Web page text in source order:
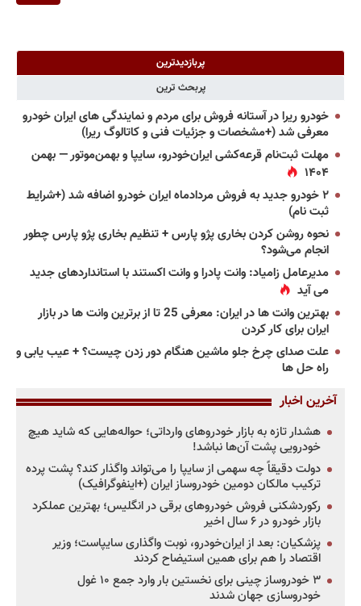
پربازدیدترین
پربحث ترین
خودرو ریرا در آستانه فروش برای مردم و نمایندگی های ایران خودرو
معرفی شد (+مشخصات و جزئیات فنی و کاتالوگ ریرا)
مهلت ثبت‌نام قرعه‌کشی ایران‌خودرو، سایپا و بهمن‌موتور — بهمن
۱۴۰۴
۲ خودرو جدید به فروش مردادماه ایران خودرو اضافه شد (+شرایط
ثبت نام)
نحوه روشن کردن بخاری پژو پارس + تنظیم بخاری پژو پارس چطور
انجام می‌شود؟
مدیرعامل زامیاد: وانت پادرا و وانت اکستند با استانداردهای جدید
می آید
بهترین وانت ها در ایران: معرفی 25 تا از برترین وانت ها در بازار
ایران برای کار کردن
علت صدای چرخ جلو ماشین هنگام دور زدن چیست؟ + عیب یابی و
راه حل ها
آخرین اخبار
هشدار تازه به بازار خودروهای وارداتی؛ حواله‌هایی که شاید هیچ
خودرویی پشت آن‌ها نباشد!
دولت دقیقاً چه سهمی از سایپا را می‌تواند واگذار کند؟ پشت پرده
ترکیب مالکان دومین خودروساز ایران (+اینفوگرافیک)
رکوردشکنی فروش خودروهای برقی در انگلیس؛ بهترین عملکرد
بازار خودرو در ۶ سال اخیر
پزشکیان: بعد از ایران‌خودرو، نوبت واگذاری سایپاست؛ وزیر
اقتصاد را هم برای همین استیضاح کردند
۳ خودروساز چینی برای نخستین بار وارد جمع ۱۰ غول
خودروسازی جهان شدند